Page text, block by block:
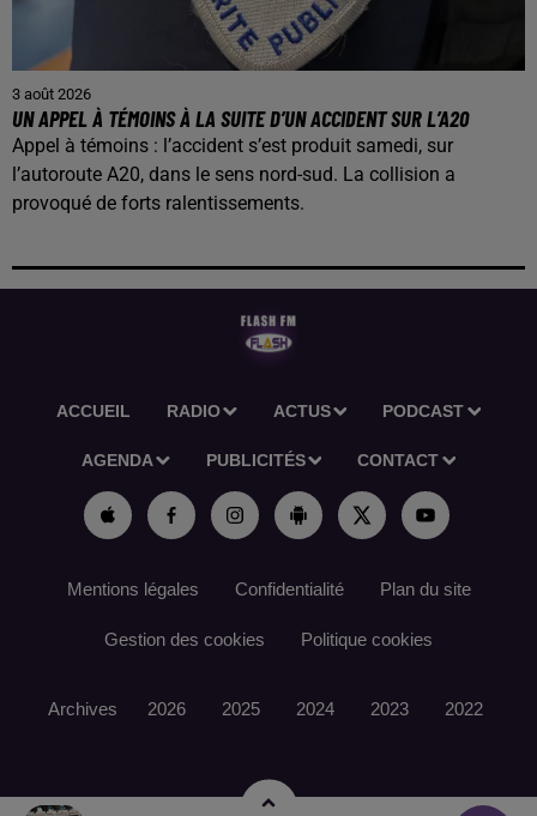
3 août 2026
UN APPEL À TÉMOINS À LA SUITE D’UN ACCIDENT SUR L’A20
Appel à témoins : l’accident s’est produit samedi, sur
l’autoroute A20, dans le sens nord-sud. La collision a
provoqué de forts ralentissements.
ACCUEIL RADIO ACTUS PODCAST
AGENDA PUBLICITÉS CONTACT
Mentions légales Confidentialité Plan du site
Gestion des cookies Politique cookies
Archives 2026 2025 2024 2023 2022